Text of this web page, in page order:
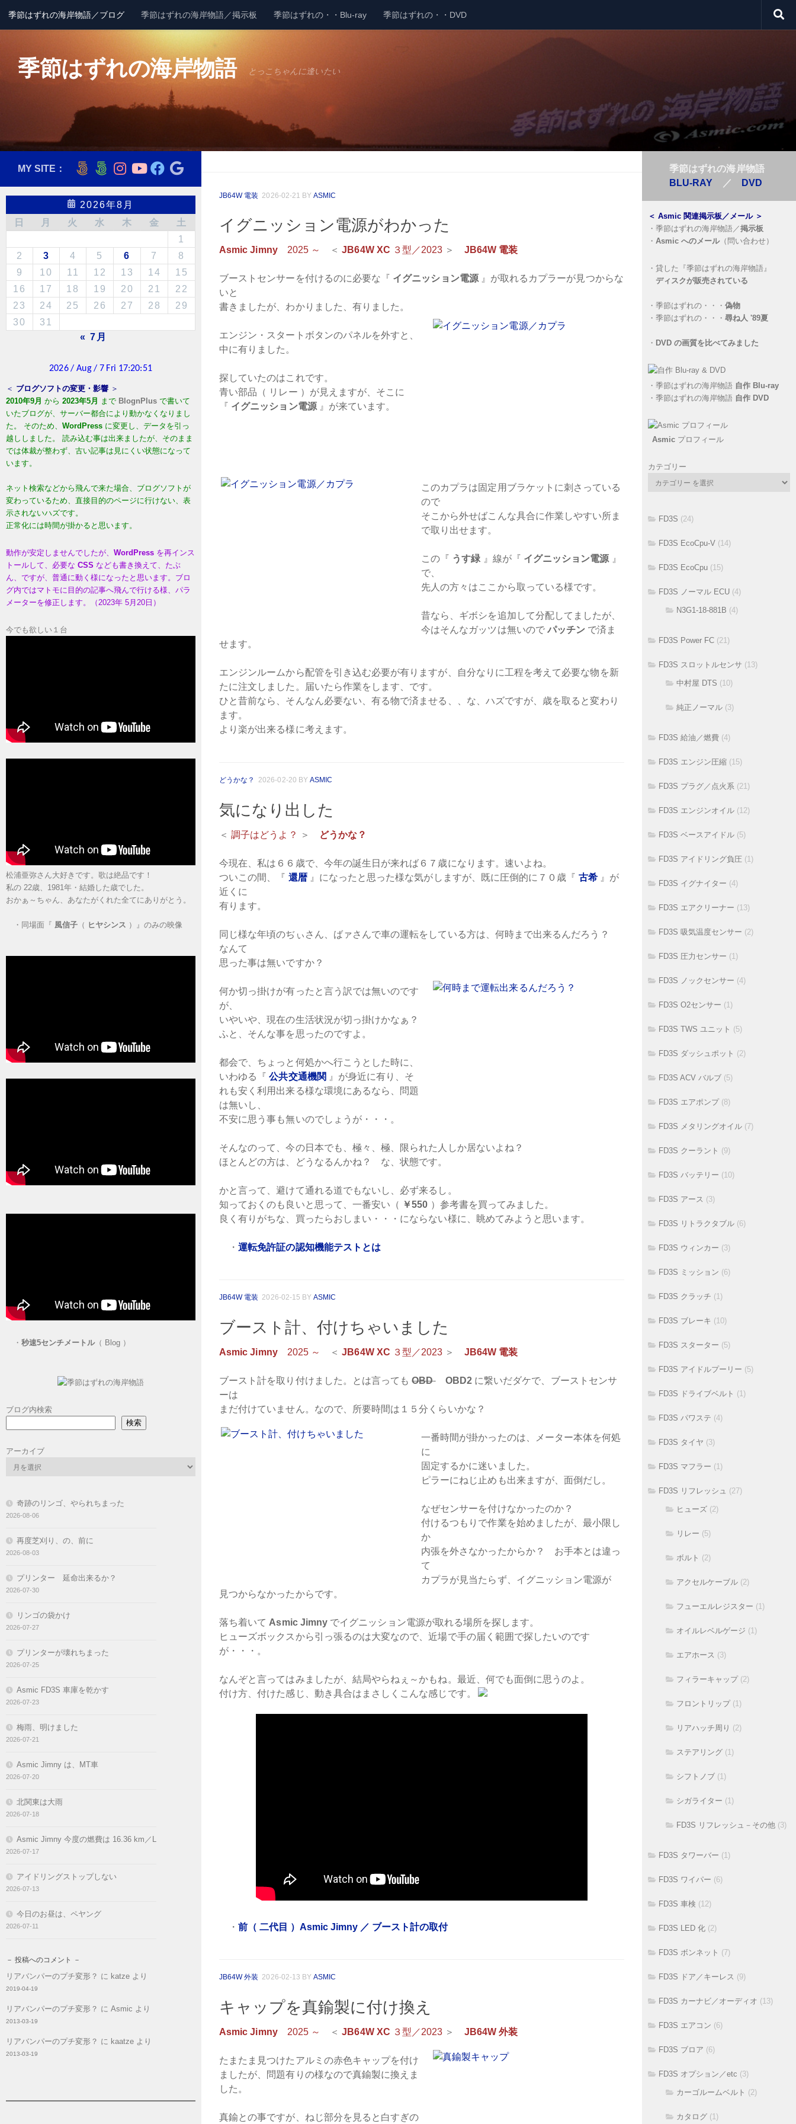
コンテンツへスキップ
季節はずれの海岸物語／ブログ 季節はずれの海岸物語／掲示板 季節はずれの・・Blu-ray 季節はずれの・・DVD
季節はずれの海岸物語 とっこちゃんに逢いたい
JB64W 電装 2026-02-21 BYASMIC
イグニッション電源がわかった
Asmic Jimny2025 ～ ＜JB64W XC ３型／2023 ＞ JB64W 電装
ブーストセンサーを付けるのに必要な『 イグニッション電源』が取れるカプラーが見つからな
いと
書きましたが、わかりました、有りました。
エンジン・スタートボタンのパネルを外すと、
中に有りました。
探していたのはこれです。
青い部品（ リレー ）が見えますが、そこに
『 イグニッション電源』が来ています。
このカプラは固定用ブラケットに刺さっている
ので
そこから外せばこんな具合に作業しやすい所ま
で取り出せます。
この『 うす緑』線が『 イグニッション電源』
で、
先人の方々はここから取っている様です。
昔なら、ギボシを追加して分配してましたが、
今はそんなガッツは無いので パッチン で済ま
せます。
エンジンルームから配管を引き込む必要が有りますが、自分なりに工程を考えて必要な物を新
たに注文しました。届いたら作業をします、です。
ひと昔前なら、そんなん必要ない、有る物で済ませる、、な、ハズですが、歳を取ると変わり
ます。
より楽が出来る様に考えます。
どうかな？ 2026-02-20 BY ASMIC
気になり出した
＜調子はどうよ？ ＞ どうかな？
今現在、私は６６歳で、今年の誕生日が来れば６７歳になります。速いよね。
ついこの間、『 還暦』になったと思った様な気がしますが、既に圧倒的に７０歳『 古希』が
近くに
有ります。
同じ様な年頃のぢぃさん、ばァさんで車の運転をしている方は、何時まで出来るんだろう？
なんて
思った事は無いですか？
何か切っ掛けが有ったと言う訳では無いのです
が、
いやいや、現在の生活状況が切っ掛けかなぁ？
ふと、そんな事を思ったのですよ。
都会で、ちょっと何処かへ行こうとした時に、
いわゆる『公共交通機関 』が身近に有り、そ
れも安く利用出来る様な環境にあるなら、問題
は無いし、
不安に思う事も無いのでしょうが・・・。
そんなのって、今の日本でも、極々、極、限られた人しか居ないよね？
ほとんどの方は、どうなるんかね？ な、状態です。
かと言って、避けて通れる道でもないし、必ず来るし。
知っておくのも良いと思って、一番安い（ ￥550 ）参考書を買ってみました。
良く有りがちな、買ったらおしまい・・・にならない様に、眺めてみようと思います。
・運転免許証の認知機能テストとは
JB64W 電装 2026-02-15 BYASMIC
ブースト計、付けちゃいました
Asmic Jimny2025 ～ ＜JB64W XC ３型／2023 ＞ JB64W 電装
ブースト計を取り付けました。とは言ってもOBD OBD2に繋いだダケで、ブーストセンサ
ーは
まだ付けていません。なので、所要時間は１５分くらいかな？
一番時間が掛かったのは、メーター本体を何処
に
固定するかに迷いました。
ピラーにねじ止めも出来ますが、面倒だし。
なぜセンサーを付けなかったのか？
付けるつもりで作業を始めましたが、最小限し
か
内張を外さなかったからか？ お手本とは違っ
て
カプラが見当たらず、イグニッション電源が
見つからなかったからです。
落ち着いて Asmic Jimny でイグニッション電源が取れる場所を探します。
ヒューズボックスから引っ張るのは大変なので、近場で手の届く範囲で探したいのです
が・・・。
なんぞと言ってはみましたが、結局やらねぇ～かもね。最近、何でも面倒に思うのよ。
付け方、付けた感じ、動き具合はまさしくこんな感じです。
・ 前（ 二代目 ）Asmic Jimny ／ ブースト計の取付
JB64W 外装 2026-02-13 BYASMIC
キャップを真鍮製に付け換え
Asmic Jimny2025 ～ ＜JB64W XC ３型／2023 ＞ JB64W 外装
たまたま見つけたアルミの赤色キャップを付け
ましたが、問題有りの様なので真鍮製に換えま
した。
真鍮との事ですが、ねじ部分を見ると白すぎの
MY SITE：
2026年8月
日
月 火 水 木 金
土
1
2
3 4 5 6 7
8
9
10 11 12 13 14
15
16
17 18 19 20 21
22
23
24 25 26 27 28
29
30
31
« 7月
＜ ブログソフトの変更・影響 ＞
2010年9月 から 2023年5月 まで BlognPlus で書いて
いたブログが、サーバー都合により動かなくなりまし
た。 そのため、 WordPress に変更し、データを引っ
越ししました。 読み込む事は出来ましたが、そのまま
では体裁が整わず、古い記事は見にくい状態になって
います。
ネット検索などから飛んで来た場合、ブログソフトが
変わっているため、直接目的のページに行けない、表
示されないハズです。
正常化には時間が掛かると思います。
動作が安定しませんでしたが、 WordPress を再インス
トールして、必要な CSS なども書き換えて、たぶ
ん、ですが、普通に動く様になったと思います。ブロ
グ内ではマトモに目的の記事へ飛んで行ける様、パラ
メーターを修正します。（2023年 5月20日）
今でも欲しい１台
松浦亜弥さん大好きです。歌は絶品です！
私の 22歳、1981年・結婚した歳でした。
おかぁ～ちゃん、あなたがくれた全てにありがとう。
・ 同場面『 風信子 （ ヒヤシンス ）』のみの映像
・ 秒速5センチメートル（ Blog ）
ブログ内検索
検索
アーカイブ
奇跡のリンゴ、やられちまった
2026-08-06
再度芝刈り、の、前に
2026-08-03
プリンター 延命出来るか？
2026-07-30
リンゴの袋かけ
2026-07-27
プリンターが壊れちまった
2026-07-25
Asmic FD3S 車庫を乾かす
2026-07-23
梅雨、明けました
2026-07-21
Asmic Jimny は、MT車
2026-07-20
北関東は大雨
2026-07-18
Asmic Jimny 今度の燃費は 16.36 km／L
2026-07-17
アイドリングストップしない
2026-07-13
今日のお昼は、ペヤング
2026-07-11
－ 投稿へのコメント －
リアバンパーのプチ変形？ に katze より
2019-04-19
リアバンパーのプチ変形？ に Asmic より
2013-03-19
リアバンパーのプチ変形？ に kaatze より
2013-03-19
季節はずれの海岸物語
BLU-RAY ／ DVD
＜ Asmic 関連掲示板／メール＞
・ 季節はずれの海岸物語／掲示板
・ Asmic へのメール（問い合わせ）
・ 貸した『季節はずれの海岸物語』
ディスクが販売されている
・ 季節はずれの・・・ 偽物
・ 季節はずれの・・・ 尋ね人 '89夏
・ DVD の画質を比べてみました
・ 季節はずれの海岸物語 自作 Blu-ray
・ 季節はずれの海岸物語 自作 DVD
Asmic プロフィール
カテゴリー
FD3S (24)
FD3S EcoCpu-V (14)
FD3S EcoCpu (15)
FD3S ノーマル ECU (4)
N3G1-18-881B (4)
FD3S Power FC (21)
FD3S スロットルセンサ (13)
中村屋 DTS (10)
純正ノーマル (3)
FD3S 給油／燃費 (4)
FD3S エンジン圧縮 (15)
FD3S プラグ／点火系 (21)
FD3S エンジンオイル (12)
FD3S ベースアイドル (5)
FD3S アイドリング負圧 (1)
FD3S イグナイター (4)
FD3S エアクリーナー (13)
FD3S 吸気温度センサー (2)
FD3S 圧力センサー (1)
FD3S ノックセンサー (4)
FD3S O2センサー (1)
FD3S TWS ユニット (5)
FD3S ダッシュポット (2)
FD3S ACV バルブ (5)
FD3S エアポンプ(8)
FD3S メタリングオイル (7)
FD3S クーラント (9)
FD3S バッテリー (10)
FD3S アース (3)
FD3S リトラクタブル (6)
FD3S ウィンカー (3)
FD3S ミッション (6)
FD3S クラッチ (1)
FD3S ブレーキ (10)
FD3S スターター (5)
FD3S アイドルプーリー (5)
FD3S ドライブベルト (1)
FD3S パワステ (4)
FD3S タイヤ (3)
FD3S マフラー (1)
FD3S リフレッシュ (27)
ヒューズ (2)
リレー (5)
ボルト (2)
アクセルケーブル (2)
フューエルレジスター (1)
オイルレベルゲージ (1)
エアホース (3)
フィラーキャップ(2)
フロントリップ(1)
リアハッチ周り (2)
ステアリング (1)
シフトノブ (1)
シガライター (1)
FD3S リフレッシュ－その他 (3)
FD3S タワーバー (1)
FD3S ワイパー (6)
FD3S 車検 (12)
FD3S LED 化 (2)
FD3S ボンネット (7)
FD3S ドア／キーレス (9)
FD3S カーナビ／オーディオ (13)
FD3S エアコン (6)
FD3S ブロア (6)
FD3S オプション／etc (3)
カーゴルームベルト (2)
カタログ (1)